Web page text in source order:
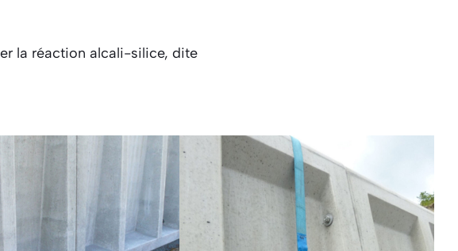
la réaction alcali-silice, dite